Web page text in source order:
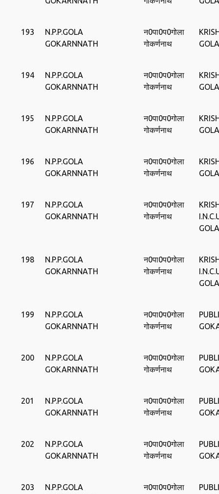
193
N.P.P.GOLA
GOKARNNATH
न0पा0प0गोला
गोकर्णनाथ
194
N.P.P.GOLA
GOKARNNATH
न0पा0प0गोला
गोकर्णनाथ
195
N.P.P.GOLA
GOKARNNATH
न0पा0प0गोला
गोकर्णनाथ
196
N.P.P.GOLA
GOKARNNATH
न0पा0प0गोला
गोकर्णनाथ
197
N.P.P.GOLA
GOKARNNATH
न0पा0प0गोला
गोकर्णनाथ
198
N.P.P.GOLA
GOKARNNATH
न0पा0प0गोला
गोकर्णनाथ
199
N.P.P.GOLA
GOKARNNATH
न0पा0प0गोला
गोकर्णनाथ
200
N.P.P.GOLA
GOKARNNATH
न0पा0प0गोला
गोकर्णनाथ
201
N.P.P.GOLA
GOKARNNATH
न0पा0प0गोला
गोकर्णनाथ
202
N.P.P.GOLA
GOKARNNATH
न0पा0प0गोला
गोकर्णनाथ
203
N.P.P.GOLA
न0पा0प0गोला